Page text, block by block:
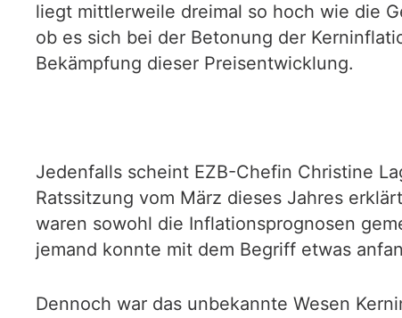
liegt mittlerweile dreimal so hoch wie die
ob es sich bei der Betonung der
Bekämpfung dieser Preisentwicklung.
Jedenfalls scheint EZB-Chefin Christine
Ratssitzung vom März dieses Jahres
waren sowohl die Inflationsprognosen
jemand konnte mit dem Begriff etwas
Dennoch war das unbekannte Wesen